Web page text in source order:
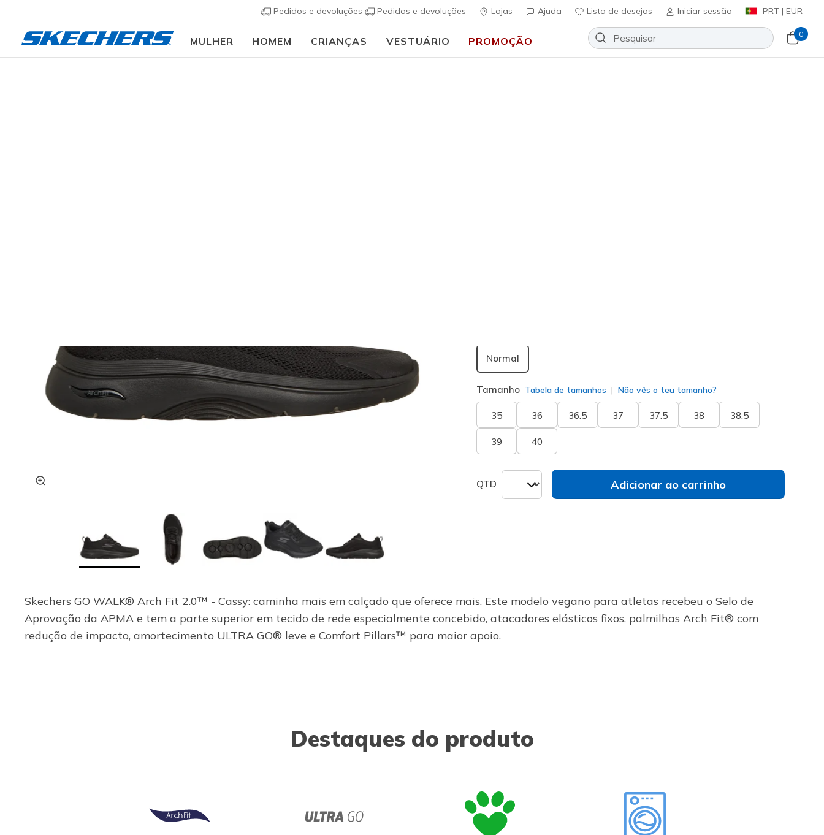
Pedidos e devoluções Pedidos e devoluções Lojas Ajuda Lista de desejos Iniciar sessão PRT | EUR
MULHER HOMEM CRIANÇAS VESTUÁRIO PROMOÇÃO
0
Normal
Tamanho Tabela de tamanhos Não vês o teu tamanho?
35 36 36.5 37 37.5 38 38.5
39 40
QTD Adicionar ao carrinho
Skechers GO WALK® Arch Fit 2.0™ - Cassy: caminha mais em calçado que oferece mais. Este modelo vegano para atletas recebeu o Selo de
Aprovação da APMA e tem a parte superior em tecido de rede especialmente concebido, atacadores elásticos fixos, palmilhas Arch Fit® com
redução de impacto, amortecimento ULTRA GO® leve e Comfort Pillars™ para maior apoio.
Destaques do produto